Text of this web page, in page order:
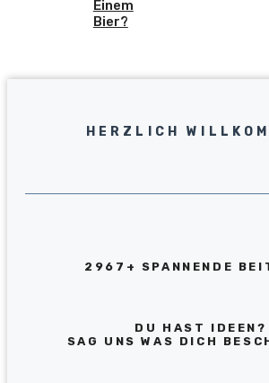
Einem
Bier?
HERZLICH
2967+ SPANNENDE
DU HAST IDEEN?
SAG UNS WAS DICH